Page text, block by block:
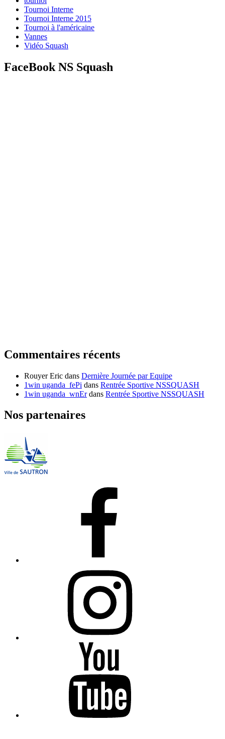
Tournoi Interne
Tournoi Interne 2015
Tournoi à l'américaine
Vannes
Vidéo Squash
FaceBook NS Squash
Commentaires récents
Rouyer Eric dans Dernière Journée par Equipe
1win uganda_fePi dans Rentrée Sportive NSSQUASH
1win uganda_wnErdans Rentrée Sportive NSSQUASH
Nos partenaires